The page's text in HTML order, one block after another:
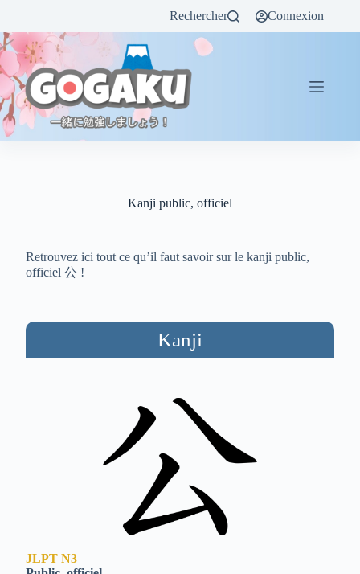
Rechercher Connexion
Kanji public, officiel
Retrouvez ici tout ce qu’il faut savoir sur le kanji public,
officiel 公 !
Kanji
JLPT N3